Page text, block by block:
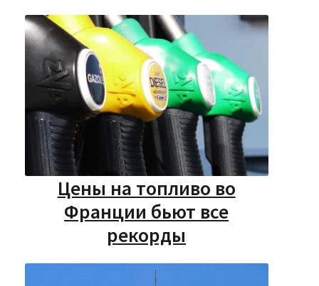
Цены на топливо во
Франции бьют все
рекорды